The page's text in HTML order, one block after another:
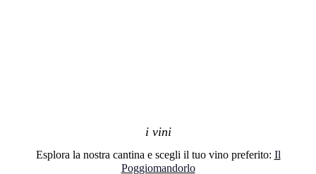
i vini
Esplora la nostra cantina e scegli il tuo vino preferito: Il
Poggiomandorlo